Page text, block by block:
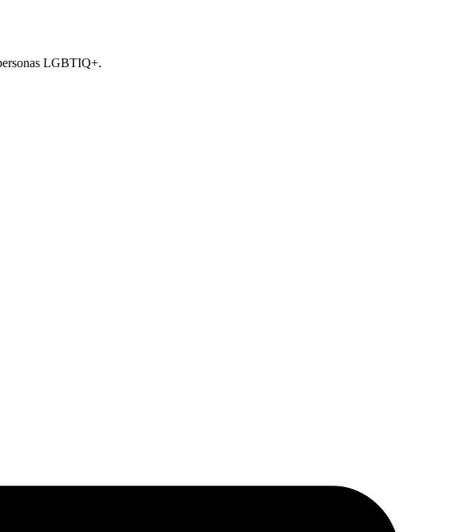
LGBTIQ+.